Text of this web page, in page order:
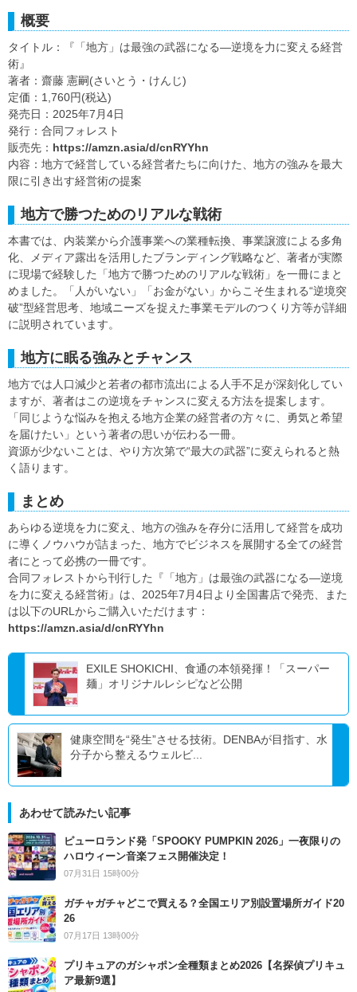
概要
タイトル：『「地方」は最強の武器になる―逆境を力に変える経営
術』
著者：齋藤 憲嗣(さいとう・けんじ)
定価：1,760円(税込)
発売日：2025年7月4日
発行：合同フォレスト
販売先： https://amzn.asia/d/cnRYYhn
内容：地方で経営している経営者たちに向けた、地方の強みを最大
限に引き出す経営術の提案
地方で勝つためのリアルな戦術
本書では、内装業から介護事業への業種転換、事業譲渡による多角
化、メディア露出を活用したブランディング戦略など、著者が実際
に現場で経験した「地方で勝つためのリアルな戦術」を一冊にまと
めました。「人がいない」「お金がない」からこそ生まれる“逆境突
破”型経営思考、地域ニーズを捉えた事業モデルのつくり方等が詳細
に説明されています。
地方に眠る強みとチャンス
地方では人口減少と若者の都市流出による人手不足が深刻化してい
ますが、著者はこの逆境をチャンスに変える方法を提案します。
「同じような悩みを抱える地方企業の経営者の方々に、勇気と希望
を届けたい」という著者の思いが伝わる一冊。
資源が少ないことは、やり方次第で“最大の武器”に変えられると熱
く語ります。
まとめ
あらゆる逆境を力に変え、地方の強みを存分に活用して経営を成功
に導くノウハウが詰まった、地方でビジネスを展開する全ての経営
者にとって必携の一冊です。
合同フォレストから刊行した『「地方」は最強の武器になる―逆境
を力に変える経営術』は、2025年7月4日より全国書店で発売、また
は以下のURLからご購入いただけます：
https://amzn.asia/d/cnRYYhn
EXILE SHOKICHI、食通の本領発揮！「スーパー
麺」オリジナルレシピなど公開
健康空間を“発生”させる技術。DENBAが目指す、水
分子から整えるウェルビ...
あわせて読みたい記事
ピューロランド発「SPOOKY PUMPKIN 2026」一夜限りの
ハロウィーン音楽フェス開催決定！
07月31日 15時00分
ガチャガチャどこで買える？全国エリア別設置場所ガイド20
26
07月17日 13時00分
プリキュアのガシャポン全種類まとめ2026【名探偵プリキュ
ア最新9選】